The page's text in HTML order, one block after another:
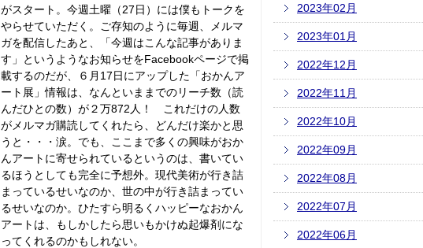
がスタート。今週土曜（27日）には僕もトークを
やらせていただく。ご存知のように毎週、メルマ
ガを配信したあと、「今週はこんな記事がありま
す」というようなお知らせをFacebookページで掲
載するのだが、６月17日にアップした「おかんア
ート展」情報は、なんといままでのリーチ数（読
んだひとの数）が２万872人！ これだけの人数
がメルマガ購読してくれたら、どんだけ楽かと思
うと・・・涙。でも、ここまで多くの興味がおか
んアートに寄せられているというのは、書いてい
るほうとしても完全に予想外。現代美術が行き詰
まっているせいなのか、世の中が行き詰まってい
るせいなのか。ひたすら明るくハッピーなおかん
アートは、もしかしたら思いもかけぬ起爆剤にな
ってくれるのかもしれない。
2023年02月
2023年01月
2022年12月
2022年11月
2022年10月
2022年09月
2022年08月
2022年07月
2022年06月